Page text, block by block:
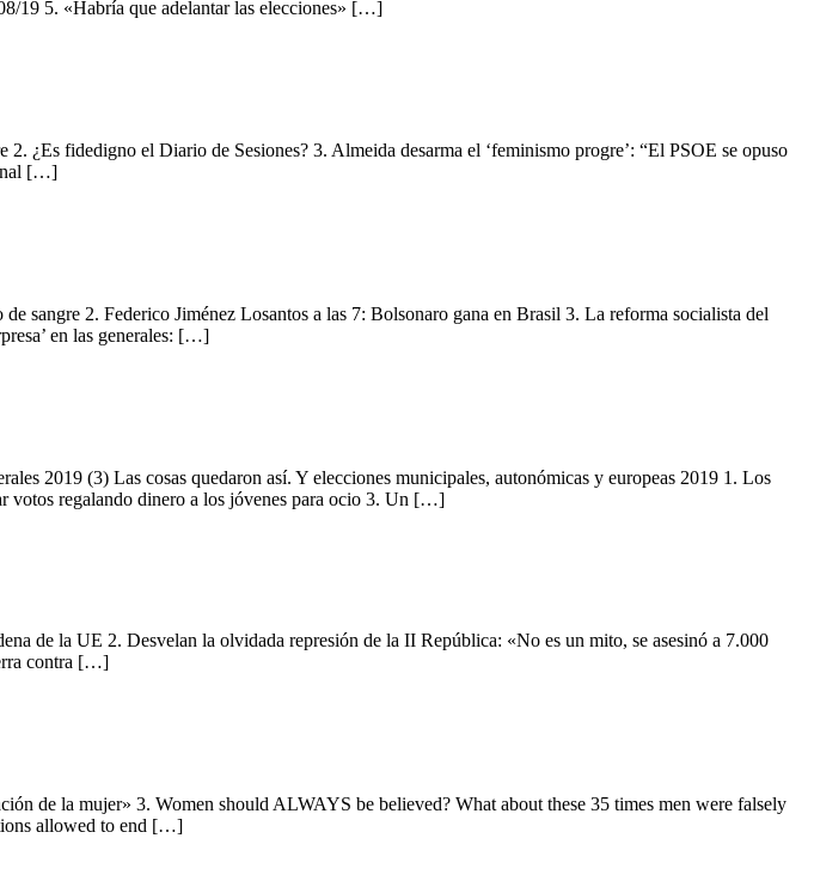
19 5. «Habría que adelantar las elecciones» […]
¿Es fidedigno el Diario de Sesiones? 3. Almeida desarma el ‘feminismo progre’: “El PSOE se opuso
[…]
sangre 2. Federico Jiménez Losantos a las 7: Bolsonaro gana en Brasil 3. La reforma socialista del
en las generales: […]
2019 (3) Las cosas quedaron así. Y elecciones municipales, autonómicas y europeas 2019 1. Los
votos regalando dinero a los jóvenes para ocio 3. Un […]
de la UE 2. Desvelan la olvidada represión de la II República: «No es un mito, se asesinó a 7.000
contra […]
de la mujer» 3. Women should ALWAYS be believed? What about these 35 times men were falsely
allowed to end […]